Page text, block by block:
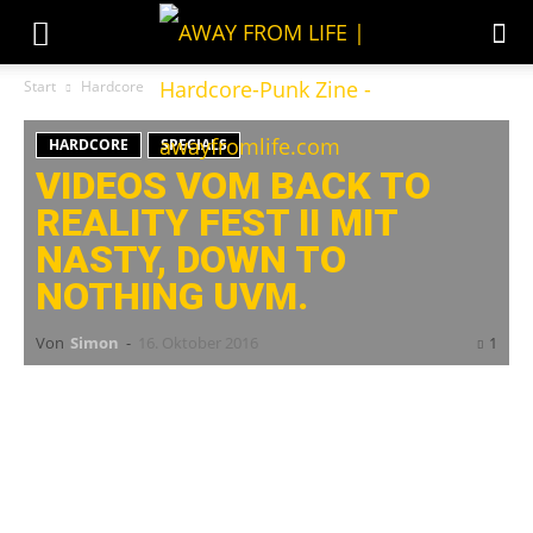
Start Hardcore
HARDCORE SPECIALS
VIDEOS VOM BACK TO
REALITY FEST II MIT
NASTY, DOWN TO
NOTHING UVM.
Von Simon - 1